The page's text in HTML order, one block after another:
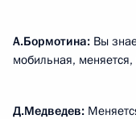
А.Бормотина: Вы
мобильная,
Д.Медведев: